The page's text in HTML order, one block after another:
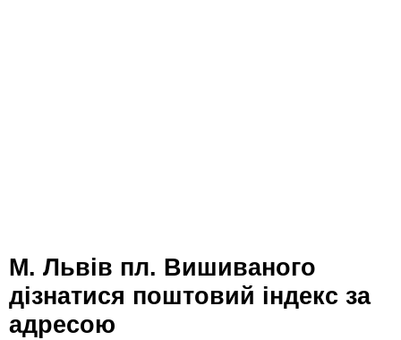
м. Львів пл. Вишиваного
дізнатися поштовий індекс за
адресою